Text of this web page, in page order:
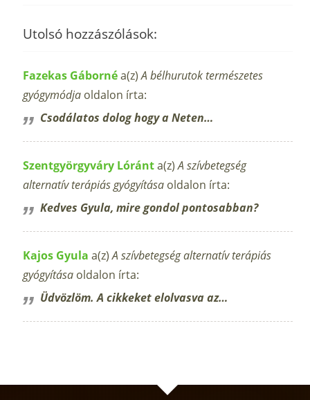
Utolsó hozzászólások:
Fazekas Gábornéa(z)A bélhurutok természetes
gyógymódja oldalon írta:
Csodálatos dolog hogy a Neten…
Szentgyörgyváry Lóránta(z)A szívbetegség
alternatív terápiás gyógyítása oldalon írta:
Kedves Gyula, mire gondol pontosabban?
Kajos Gyula a(z)A szívbetegség alternatív terápiás
gyógyítása oldalon írta:
Üdvözlöm. A cikkeket elolvasva az…